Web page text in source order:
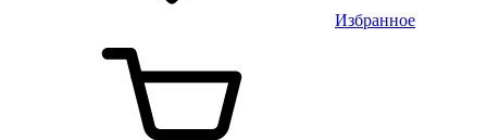
Избранное